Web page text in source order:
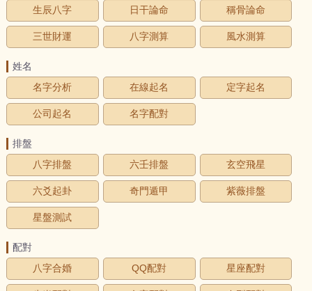
生辰八字
日干論命 稱骨論命
三世財運 八字測算 風水測算
姓名
名字分析
在線起名 定字起名
公司起名 名字配對
排盤
八字排盤
六壬排盤 玄空飛星
六爻起卦 奇門遁甲 紫薇排盤
星盤測試
配對
八字合婚
QQ配對 星座配對